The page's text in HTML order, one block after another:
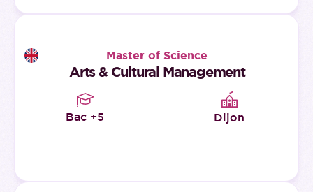
Master of Science
Arts & Cultural Management
Bac +5 Dijon